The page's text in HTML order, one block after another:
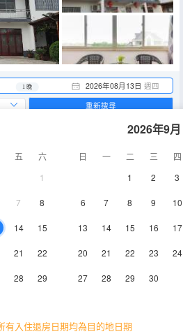
2026年08月13日 週四
1 晚
五
六
1
7 8
14 15
21 22
28 29
2026年9月
日 一 二 三
四
1
2 3
6 7 8 9 10
13 14 15 16 17
20 21 22 23 24
27 28 29 30
有入住退房日期均為目的地日期
重新搜尋
空調
豪華標準間
30㎡ 2層 空調